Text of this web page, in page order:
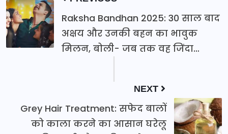
Raksha Bandhan 2025: 30 साल बाद
अक्षय और उनकी बहन का भावुक
मिलन, बोली- जब तक वह जिंदा…
NEXT
Grey Hair Treatment: सफेद बालों
को काला करने का आसान घरेलू